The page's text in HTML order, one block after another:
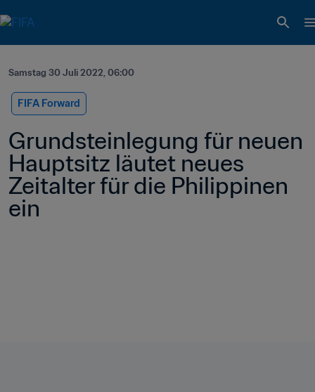
Samstag 30 Juli 2022, 06:00
FIFA Forward
Grundsteinlegung für neuen
Hauptsitz läutet neues
Zeitalter für die Philippinen
ein